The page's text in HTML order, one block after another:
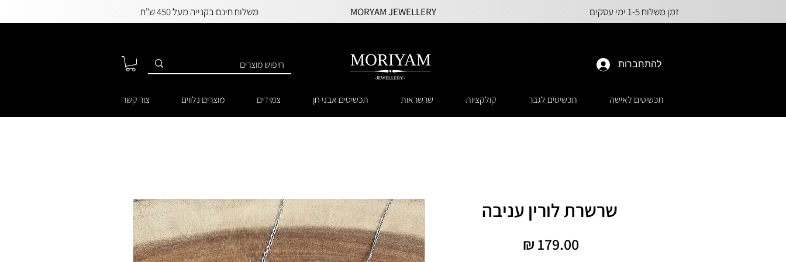
משלוח חינם בקנייה מעל 450 ש"ח MORYAM JEWELLERY זמן משלוח 1-5 ימי עסקים
להתחברות
תכשיטים לאישה תכשיטים לגבר קולקציות שרשראות תכשיטים אבני חן צמידים מוצרים נלווים צור קשר
שרשרת לורין עניבה